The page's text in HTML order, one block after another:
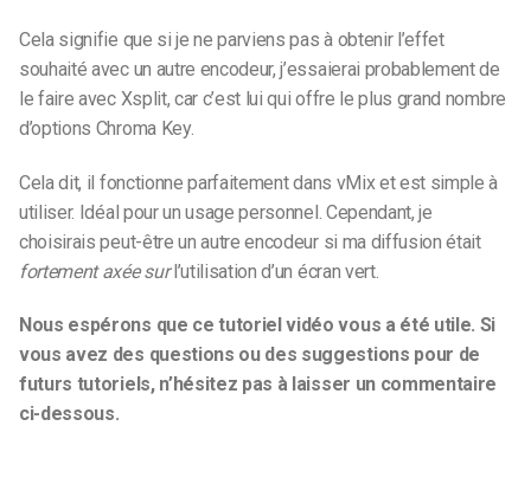
Cela signifie que si je ne parviens pas à obtenir l’effet
souhaité avec un autre encodeur, j’essaierai probablement de
le faire avec Xsplit, car c’est lui qui offre le plus grand nombre
d’options Chroma Key.
Cela dit, il fonctionne parfaitement dans vMix et est simple à
utiliser. Idéal pour un usage personnel. Cependant, je
choisirais peut-être un autre encodeur si ma diffusion était
fortement axée surl’utilisation d’un écran vert.
Nous espérons que ce tutoriel vidéo vous a été utile. Si
vous avez des questions ou des suggestions pour de
futurs tutoriels, n’hésitez pas à laisser un commentaire
ci-dessous.